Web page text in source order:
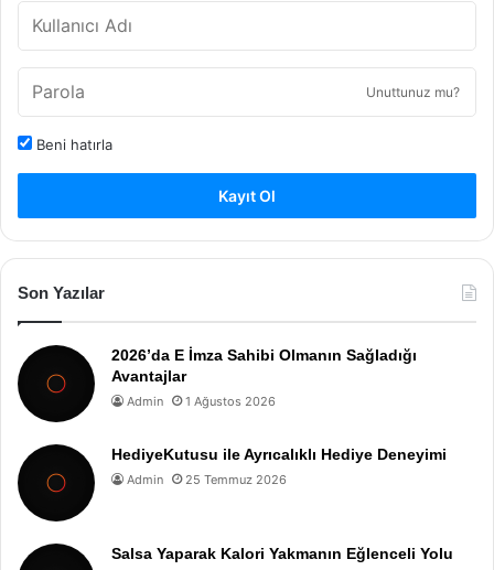
Unuttunuz mu?
Beni hatırla
Kayıt Ol
Son Yazılar
2026’da E İmza Sahibi Olmanın Sağladığı
Avantajlar
Admin 1 Ağustos 2026
HediyeKutusu ile Ayrıcalıklı Hediye Deneyimi
Admin 25 Temmuz 2026
Salsa Yaparak Kalori Yakmanın Eğlenceli Yolu